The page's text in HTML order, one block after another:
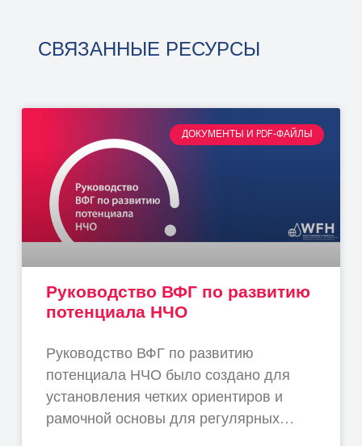
СВЯЗАННЫЕ РЕСУРСЫ
ДОКУМЕНТЫ И PDF-ФАЙЛЫ
Руководство ВФГ по развитию
потенциала НЧО
Руководство ВФГ по развитию
потенциала НЧО было создано для
установления четких ориентиров и
рамочной основы для регулярных